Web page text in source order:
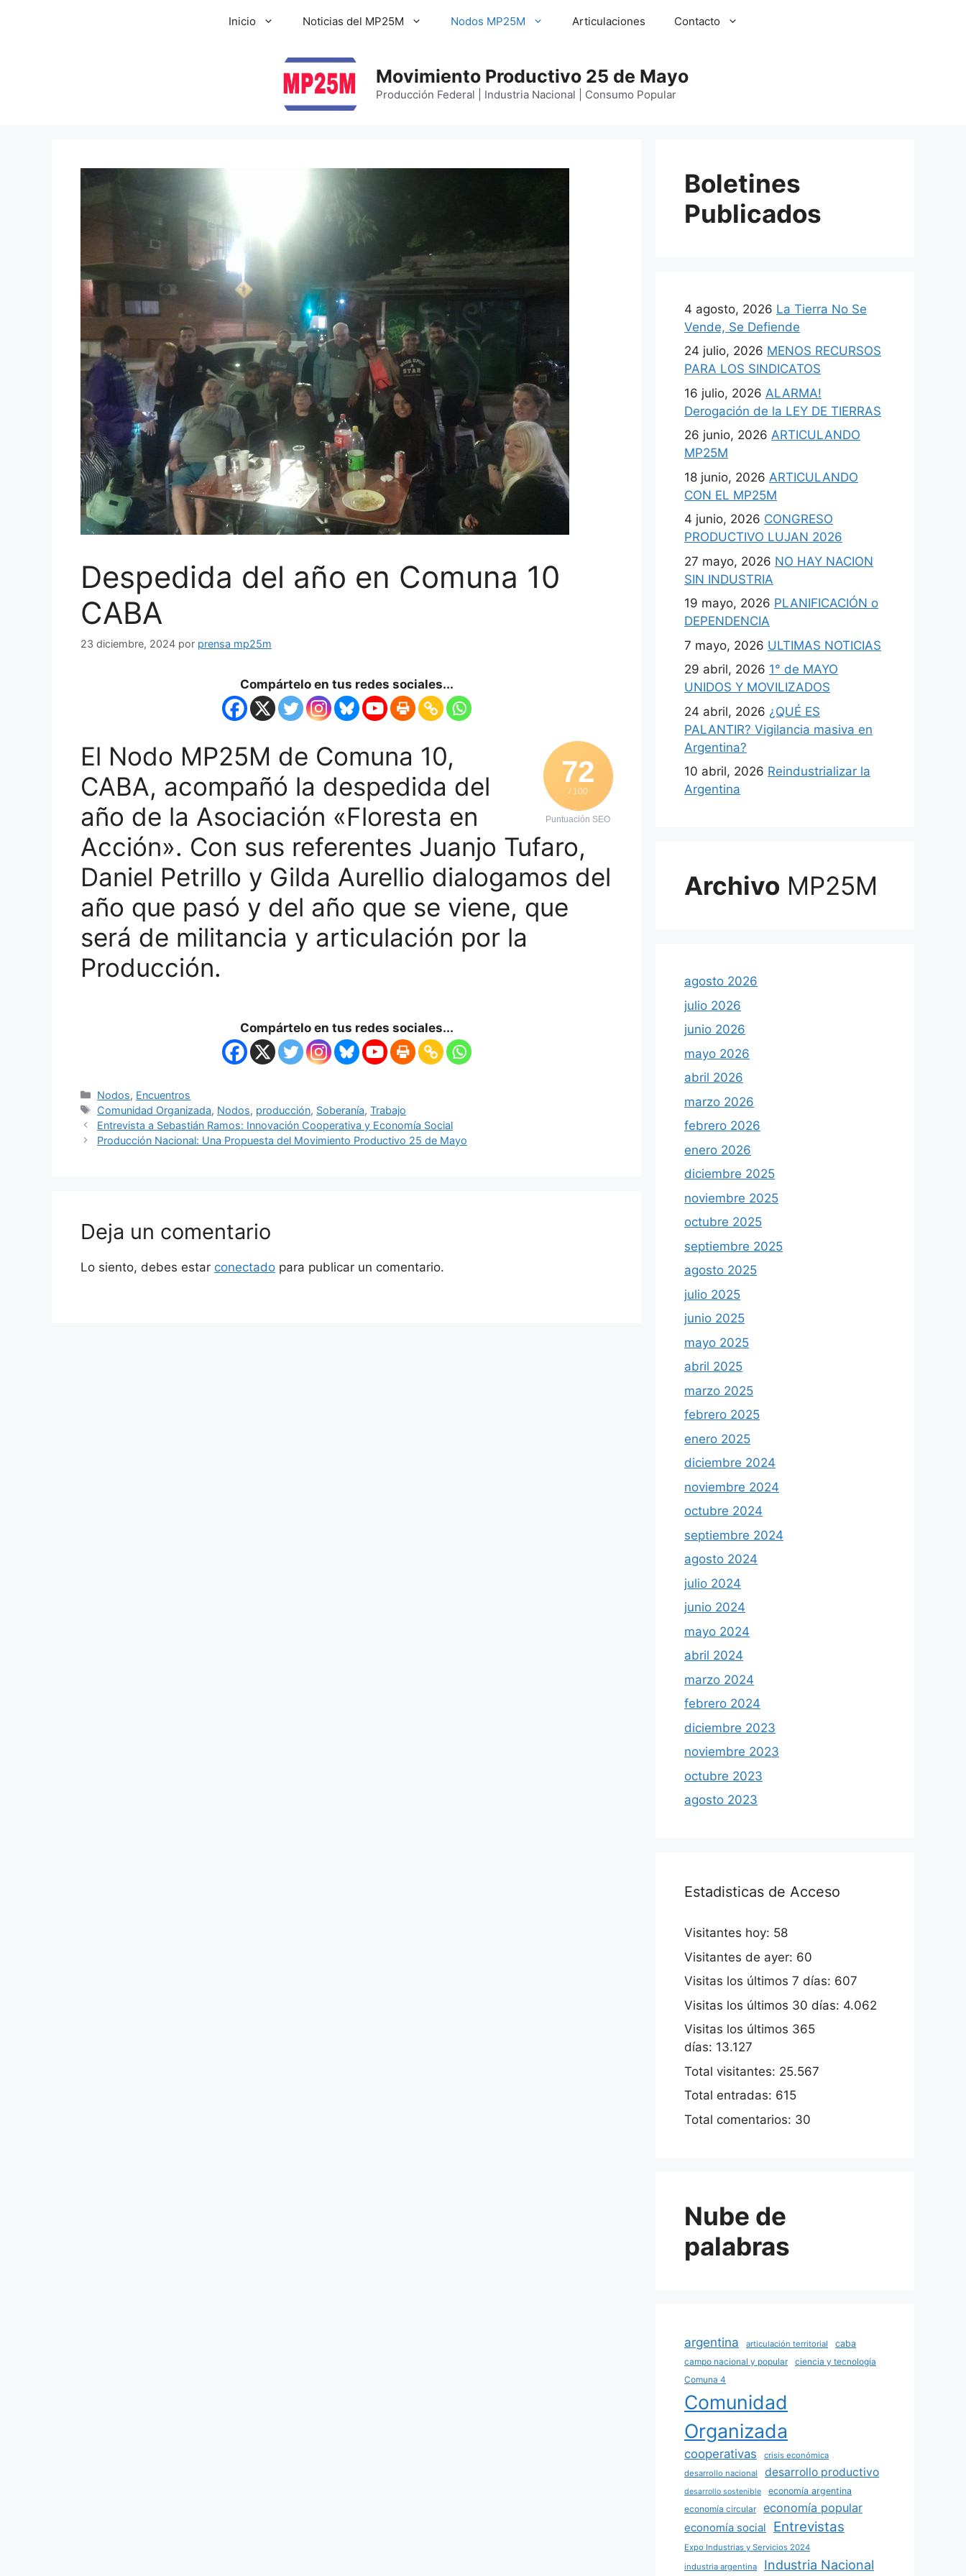
Inicio Noticias del MP25M Nodos MP25M Articulaciones Contacto
Movimiento Productivo 25 de Mayo
Producción Federal | Industria Nacional | Consumo Popular
Despedida del año en Comuna 10
CABA
23 diciembre, 2024 por prensa mp25m
Compártelo en tus redes sociales...
72
/ 100
Puntuación SEO
El Nodo MP25M de Comuna 10,
CABA, acompañó la despedida del
año de la Asociación «Floresta en
Acción». Con sus referentes Juanjo Tufaro,
Daniel Petrillo y Gilda Aurellio dialogamos del
año que pasó y del año que se viene, que
será de militancia y articulación por la
Producción.
Compártelo en tus redes sociales...
Nodos, Encuentros
Comunidad Organizada, Nodos, producción, Soberanía,Trabajo
Entrevista a Sebastián Ramos: Innovación Cooperativa y Economía Social
Producción Nacional: Una Propuesta del Movimiento Productivo 25 de Mayo
Deja un comentario
Lo siento, debes estar conectado para publicar un comentario.
Boletines
Publicados
4 agosto, 2026 La Tierra No Se
Vende, Se Defiende
24 julio, 2026 MENOS RECURSOS
PARA LOS SINDICATOS
16 julio, 2026 ALARMA!
Derogación de la LEY DE TIERRAS
26 junio, 2026 ARTICULANDO
MP25M
18 junio, 2026 ARTICULANDO
CON EL MP25M
4 junio, 2026 CONGRESO
PRODUCTIVO LUJAN 2026
27 mayo, 2026 NO HAY NACION
SIN INDUSTRIA
19 mayo, 2026 PLANIFICACIÓN o
DEPENDENCIA
7 mayo, 2026 ULTIMAS NOTICIAS
29 abril, 2026 1° de MAYO
UNIDOS Y MOVILIZADOS
24 abril, 2026 ¿QUÉ ES
PALANTIR? Vigilancia masiva en
Argentina?
10 abril, 2026 Reindustrializar la
Argentina
Archivo MP25M
agosto 2026
julio 2026
junio 2026
mayo 2026
abril 2026
marzo 2026
febrero 2026
enero 2026
diciembre 2025
noviembre 2025
octubre 2025
septiembre 2025
agosto 2025
julio 2025
junio 2025
mayo 2025
abril 2025
marzo 2025
febrero 2025
enero 2025
diciembre 2024
noviembre 2024
octubre 2024
septiembre 2024
agosto 2024
julio 2024
junio 2024
mayo 2024
abril 2024
marzo 2024
febrero 2024
diciembre 2023
noviembre 2023
octubre 2023
agosto 2023
Estadisticas de Acceso
Visitantes hoy: 58
Visitantes de ayer: 60
Visitas los últimos 7 días: 607
Visitas los últimos 30 días: 4.062
Visitas los últimos 365
días: 13.127
Total visitantes: 25.567
Total entradas: 615
Total comentarios: 30
Nube de
palabras
argentina articulación territorial
caba
campo nacional y popular
ciencia y tecnología
Comuna 4
Comunidad
Organizada
cooperativas
crisis económica
desarrollo nacional
desarrollo productivo
desarrollo sostenible
economía argentina
economía circular
economía popular
economía social Entrevistas
Expo Industrias y Servicios 2024
industria argentina
Industria Nacional